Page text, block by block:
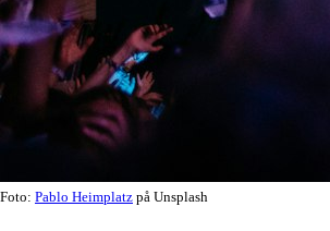
Foto: Pablo Heimplatz på Unsplash